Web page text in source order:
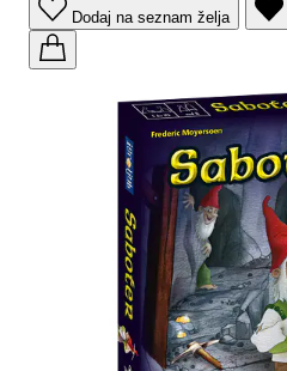
Dodaj na seznam želja